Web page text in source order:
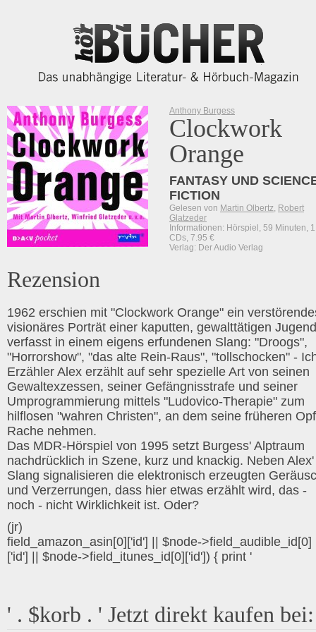
Anthony Burgess
Clockwork
Orange
FANTASY UND
FICTION
Gelesen von Martin Olbertz, Robert
Glatzeder
Informationen: Hörspiel, 59 Minuten, 1
CDs, 7.95 €
Verlag: Der Audio Verlag
Rezension
1962 erschien mit "Clockwork Orange" ein
visionäres Porträt einer kaputten, gewalttätigen
verfasst in einem eigens erfundenen Slang: "Droogs",
"Horrorshow", "das alte Rein-Raus", "tollschocken" -
Erzähler Alex erzählt auf sehr spezielle Art von seinen
Gewaltexzessen, seiner Gefängnisstrafe und seiner
Umprogrammierung mittels "Ludovico-Therapie" zum
hilflosen "wahren Christen", an dem seine früheren
Rache nehmen.
Das MDR-Hörspiel von 1995 setzt Burgess' Alptraum
nachdrücklich in Szene, kurz und knackig. Neben Alex'
Slang signalisieren die elektronisch erzeugten
und Verzerrungen, dass hier etwas erzählt wird, das -
noch - nicht Wirklichkeit ist. Oder?
(jr)
field_amazon_asin[0]['id'] || $node->field_audible_id[0]
['id'] || $node->field_itunes_id[0]['id']) { print '
' . $korb . ' Jetzt direkt kaufen bei: